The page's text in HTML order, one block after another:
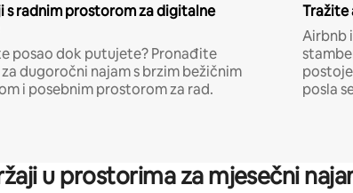
s radnim prostorom za digitalne
posao dok putujete? Pronađite
dugoročni najam s brzim bežičnim
i posebnim prostorom za rad.
Tražite
Airbnb
posla
u prostorima za mjesečni